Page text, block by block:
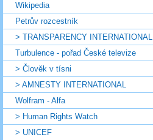
Wikipedia
Petrův rozcestník
> TRANSPARENCY INTERNATIONAL
Turbulence - pořad České televize
> Člověk v tísni
> AMNESTY INTERNATIONAL
Wolfram - Alfa
> Human Rights Watch
> UNICEF